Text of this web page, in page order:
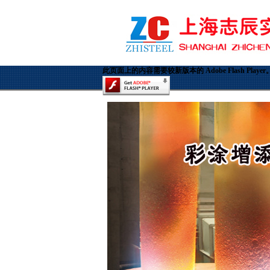
此页面上的内容需要较新版本的 Adobe Flash Player